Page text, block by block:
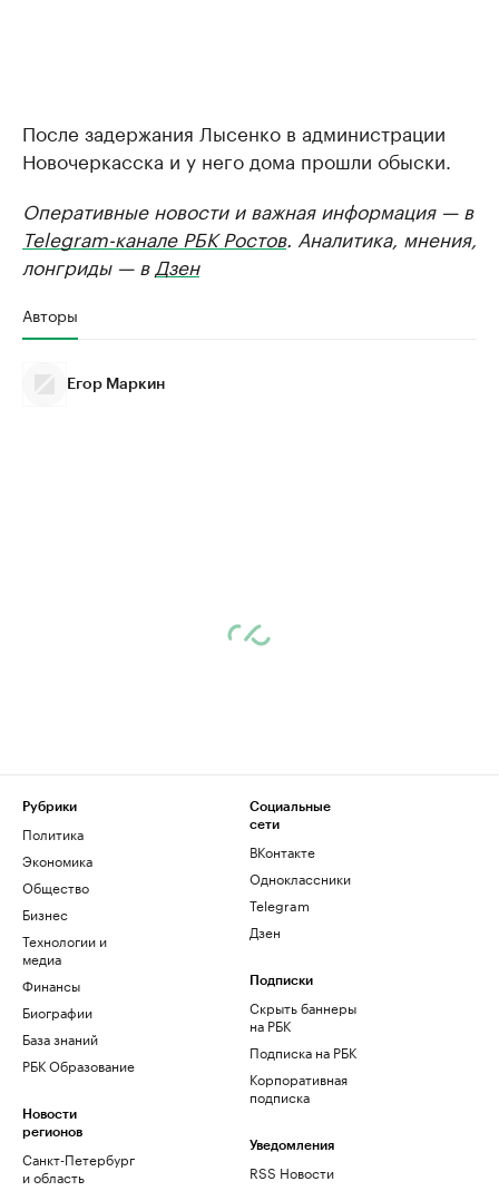
После задержания Лысенко в администрации
Новочеркасска и у него дома прошли обыски.
Оперативные новости и важная информация — в
Telegram-канале РБК Ростов. Аналитика, мнения,
лонгриды — в Дзен
Авторы
Егор Маркин
Рубрики
Политика
Экономика
Общество
Бизнес
Технологии и
медиа
Финансы
Биографии
База знаний
РБК Образование
Новости
регионов
Санкт-Петербург
и область
Социальные
сети
ВКонтакте
Одноклассники
Telegram
Дзен
Подписки
Скрыть баннеры
на РБК
Подписка на РБК
Корпоративная
подписка
Уведомления
RSS Новости